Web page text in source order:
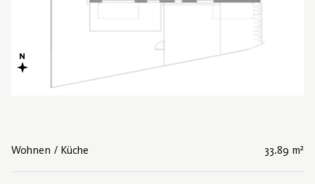
Wohnen / Küche 33.89 m²